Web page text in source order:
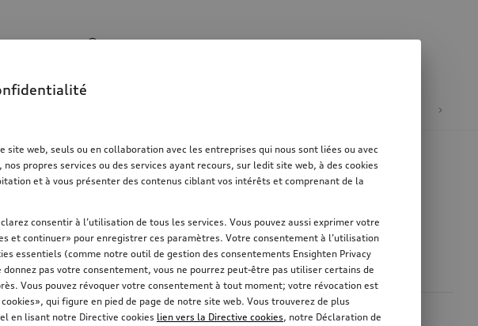
web, seuls ou en collaboration avec les entreprises qui nous sont liées ou avec
propres services ou des services ayant recours, sur ledit site web, à des cookies
et à vous présenter des contenus ciblant vos intérêts et comprenant de la
consentir à l’utilisation de tous les services. Vous pouvez aussi exprimer votre
et continuer» pour enregistrer ces paramètres. Votre consentement à l’utilisation
essentiels (comme notre outil de gestion des consentements Ensighten Privacy
pas votre consentement, vous ne pourrez peut-être pas utiliser certains de
Vous pouvez révoquer votre consentement à tout moment; votre révocation est
qui figure en pied de page de notre site web. Vous trouverez de plus
en lisant notre Directive cookies lien vers la Directive cookies, notre Déclaration de